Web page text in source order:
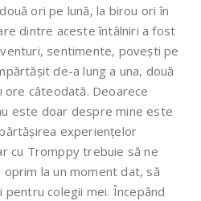
ori pe lună, la birou ori în
dintre aceste întâlniri a fost
sentimente, povești pe
de-a lung a una, două
ore câteodată. Deoarece
este doar despre mine este
experiențelor
cu Tromppy trebuie să ne
la un moment dat, să
pentru colegii mei. Începând